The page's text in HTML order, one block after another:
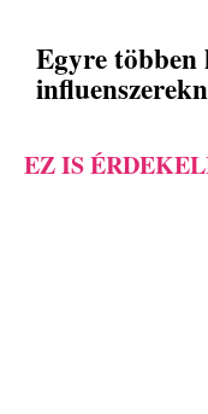
Egyre többen
EZ IS